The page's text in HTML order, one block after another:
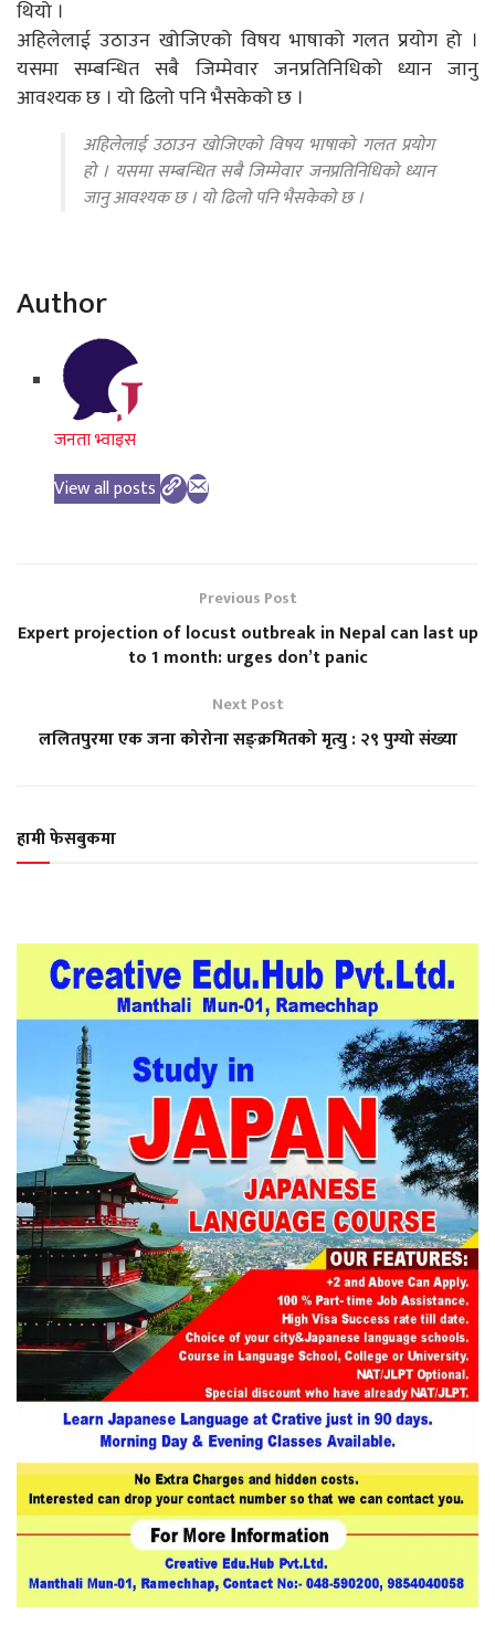
थियो ।
अहिलेलाई उठाउन खोजिएको विषय भाषाको गलत प्रयोग हो ।
यसमा सम्बन्धित सबै जिम्मेवार जनप्रतिनिधिको ध्यान जानु
आवश्यक छ । यो ढिलो पनि भैसकेको छ ।
अहिलेलाई उठाउन खोजिएको विषय भाषाको गलत प्रयोग
हो । यसमा सम्बन्धित सबै जिम्मेवार जनप्रतिनिधिको ध्यान
जानु आवश्यक छ । यो ढिलो पनि भैसकेको छ ।
Author
जनता भ्वाइस
View all posts
Previous Post
Expert projection of locust outbreak in Nepal can last up
to 1 month: urges don’t panic
Next Post
ललितपुरमा एक जना कोरोना सङ्क्रमितको मृत्यु : २९ पुग्यो संख्या
हामी फेसबुकमा